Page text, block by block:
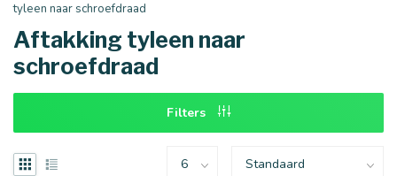
tyleen naar schroefdraad
Aftakking tyleen naar
schroefdraad
Filters
16 mm